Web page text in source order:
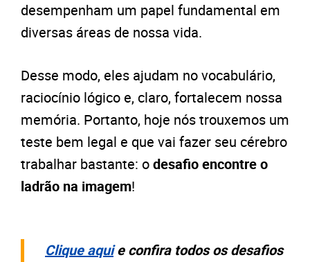
desempenham um papel fundamental em
diversas áreas de nossa vida.
Desse modo, eles ajudam no vocabulário,
raciocínio lógico e, claro, fortalecem nossa
memória. Portanto, hoje nós trouxemos um
teste bem legal e que vai fazer seu cérebro
trabalhar bastante: odesafio encontre o
ladrão na imagem!
Clique aquie confira todos os desafios